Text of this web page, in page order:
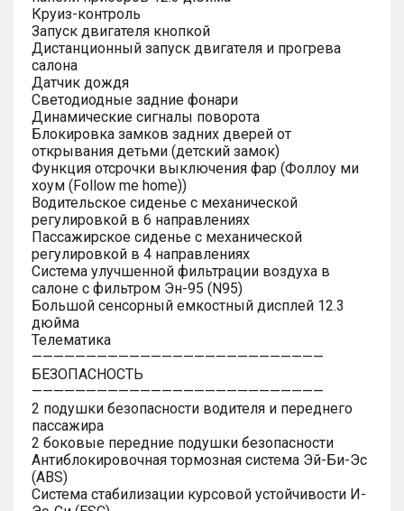
Круиз-контроль
Запуск двигателя кнопкой
Дистанционный запуск двигателя и прогрева
салона
Датчик дождя
Светодиодные задние фонари
Динамические сигналы поворота
Блокировка замков задних дверей от
открывания детьми (детский замок)
Функция отсрочки выключения фар (Фоллоу ми
хоум (Follow me home))
Водительское сиденье с механической
регулировкой в 6 направлениях
Пассажирское сиденье с механической
регулировкой в 4 направлениях
Система улучшенной фильтрации воздуха в
салоне с фильтром Эн-95 (N95)
Большой сенсорный емкостный дисплей 12.3
дюйма
Телематика
———————————————————————————
БЕЗОПАСНОСТЬ
———————————————————————————
2 подушки безопасности водителя и переднего
пассажира
2 боковые передние подушки безопасности
Антиблокировочная тормозная система Эй-Би-Эс
(ABS)
Система стабилизации курсовой устойчивости И-